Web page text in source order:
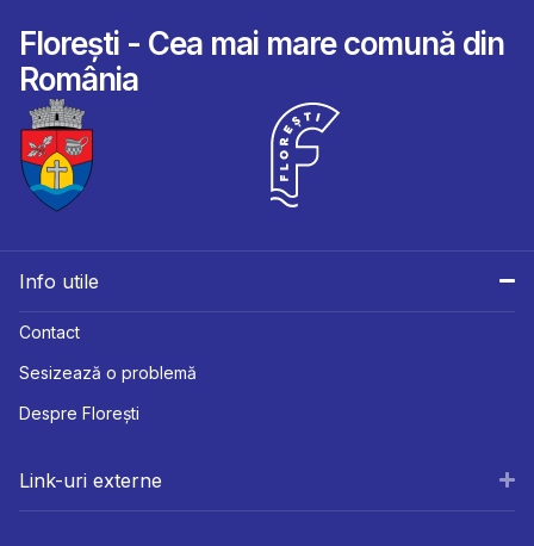
Florești - Cea mai mare comună din
România
Info utile
Contact
Sesizează o problemă
Despre Florești
Link-uri externe